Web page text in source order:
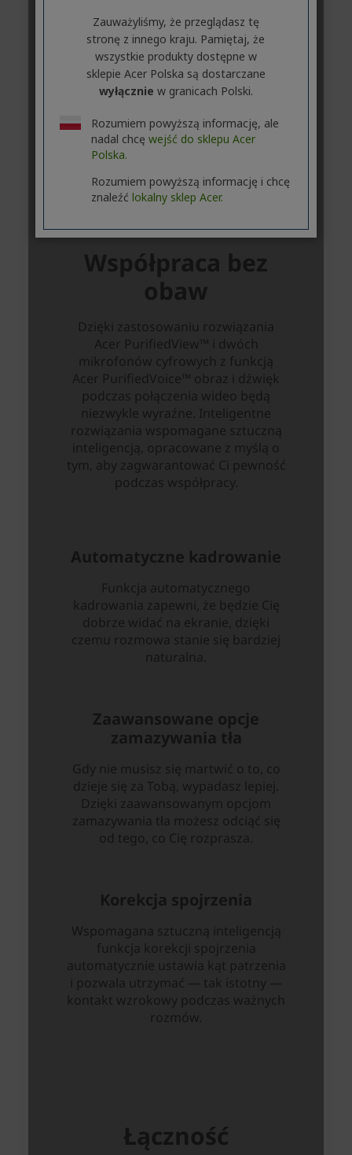
Zauważyliśmy, że przeglądasz tę
stronę z innego kraju. Pamiętaj, że
wszystkie produkty dostępne w
sklepie Acer Polska są dostarczane
wyłącznie w granicach Polski.
Rozumiem powyższą informację, ale
nadal chcę wejść do sklepu Acer
Polska.
Rozumiem powyższą informację i chcę
znaleźć lokalny sklep Acer.